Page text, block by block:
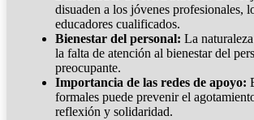
disuaden a los jóvenes profesionales,
educadores cualificados.
Bienestar del personal: La
la falta de atención al bienestar del
preocupante.
Importancia de las redes de apoyo:
formales puede prevenir el
reflexión y solidaridad.